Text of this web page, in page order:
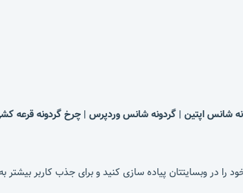
در وبسایتتان پیاده سازی کنید و برای جذب کاربر بیشتر